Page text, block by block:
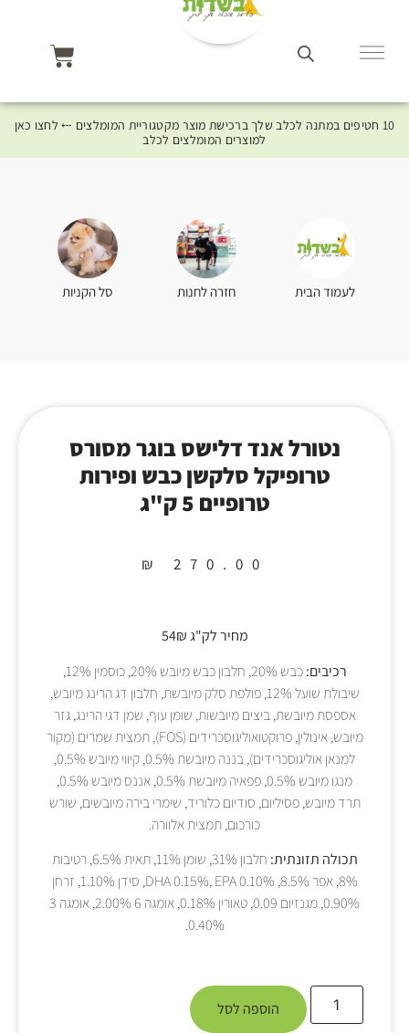
10 חטיפים במתנה לכלב שלך ברכישת מוצר מקטגוריית המומלצים ⤎ לחצו כאן
למוצרים המומלצים לכלב
לעמוד הבית חזרה לחנות סל הקניות
נטורל אנד דלישס בוגר מסורס
טרופיקל סלקשן כבש ופירות
טרופיים 5 ק"ג
₪ 270.00
מחיר לק"ג 54₪
רכיבים:
כבש 20%, חלבון כבש מיובש 20%, כוסמין 12%,
שיבולת שועל 12%, פולפת סלק מיובשת, חלבון דג הרינג מיובש,
אספסת מיובשת, ביצים מיובשות, שומן עוף, שמן דגי הרינג, גזר
מיובש, אינולין, פרוקטואוליגוסכרידים (FOS), תמצית שמרים (מקור
למנאן אוליגוסכרידים), בננה מיובשת 0.5%, קיווי מיובש 0.5%,
מנגו מיובש 0.5%, פפאיה מיובשת 0.5%, אננס מיובש 0.5%,
תרד מיובש, פסיליום, סודיום כלוריד, שימרי בירה מיובשים, שורש
כורכום, תמצית אלוורה.
תכולה תזונתית:
חלבון 31%, שומן 11%, תאית 6.5%, רטיבות
8%, אפר 8.5%, DHA 0.15%, EPA 0.10%, סידן 1.10%, זרחן
0.90%, מגנזיום 0.09, טאורין 0.18%, אומגה 6 2.00%, אומגה 3
0.40%.
הוספה לסל